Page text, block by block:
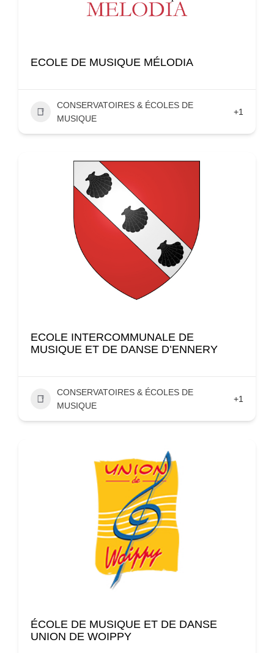
ECOLE DE MUSIQUE MÉLODIA
CONSERVATOIRES & ÉCOLES DE
MUSIQUE
+1
ECOLE INTERCOMMUNALE DE
MUSIQUE ET DE DANSE D’ENNERY
CONSERVATOIRES & ÉCOLES DE
MUSIQUE
+1
ÉCOLE DE MUSIQUE ET DE DANSE
UNION DE WOIPPY